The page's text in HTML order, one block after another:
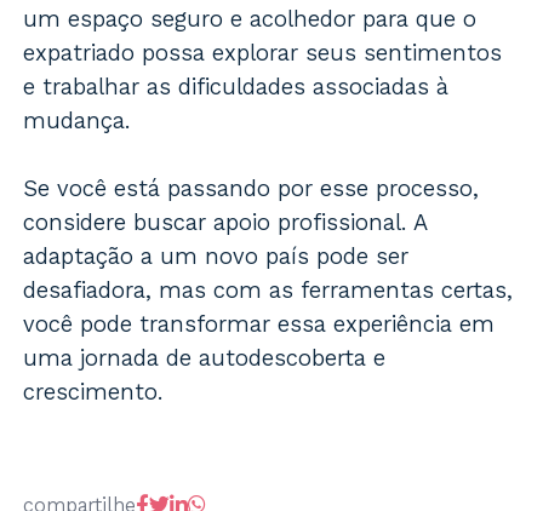
um espaço seguro e acolhedor para que o
expatriado possa explorar seus sentimentos
e trabalhar as dificuldades associadas à
mudança.
Se você está passando por esse processo,
considere buscar apoio profissional. A
adaptação a um novo país pode ser
desafiadora, mas com as ferramentas certas,
você pode transformar essa experiência em
uma jornada de autodescoberta e
crescimento.
compartilhe